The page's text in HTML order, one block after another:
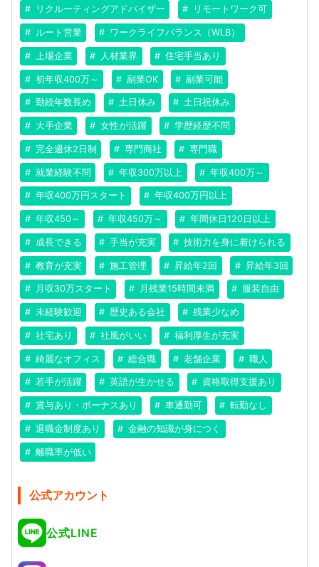
リクルーティングアドバイザー リモートワーク可
ルート営業 ワークライフバランス（WLB）
上場企業 人材業界 住宅手当あり
初年収400万～ 副業OK 副業可能
勤続年数長め 土日休み 土日祝休み
大手企業 女性が活躍 学歴経歴不問
完全週休2日制 専門商社 専門職
就業経験不問 年収300万以上 年収400万～
年収400万円スタート 年収400万円以上
年収450～ 年収450万～ 年間休日120日以上
成長できる 手当が充実 技術力を身に着けられる
教育が充実 施工管理 昇給年2回 昇給年3回
月収30万スタート 月残業15時間未満 服装自由
未経験歓迎 歴史ある会社 残業少なめ
社宅あり 社風がいい 福利厚生が充実
綺麗なオフィス 総合職 老舗企業 職人
若手が活躍 英語が生かせる 資格取得支援あり
賞与あり・ボーナスあり 車通勤可 転勤なし
退職金制度あり 金融の知識が身につく
離職率が低い
公式アカウント
公式LINE